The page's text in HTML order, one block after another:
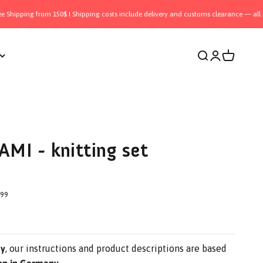
150$ I Shipping costs include delivery and customs clearance — all inclusive I
Open search
OpenOpen cart
- knitting set
, our instructions and product descriptions are based